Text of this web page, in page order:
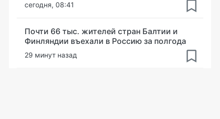
сегодня, 08:41
Почти 66 тыс. жителей стран Балтии и
Финляндии въехали в Россию за полгода
29 минут назад